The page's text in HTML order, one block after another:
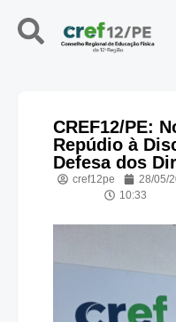
CREF12/PE:
Repúdio à
Defesa dos
cref12pe
28/05/
10:33